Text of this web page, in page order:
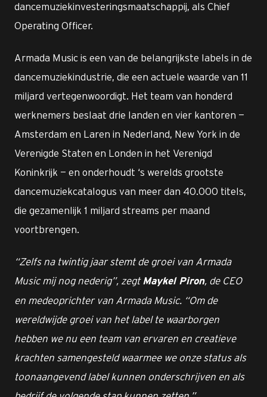
dancemuziekinvesteringsmaatschappij, als Chief
Operating Officer.
Armada Music is een van de belangrijkste labels in de
dancemuziekindustrie, die een actuele waarde van 11
miljard vertegenwoordigt. Het team van honderd
werknemers beslaat drie landen en vier kantoren —
Amsterdam en Laren in Nederland, New York in de
Verenigde Staten en Londen in het Verenigd
Koninkrijk — en onderhoudt ‘s werelds grootste
dancemuziekcatalogus van meer dan 40.000 titels,
die gezamenlijk 1 miljard streams per maand
voortbrengen.
“Zelfs na twintig jaar stemt de groei van Armada
Music mij nog nederig”, zegt Maykel Piron, de CEO
en medeoprichter van Armada Music. “Om de
wereldwijde groei van het label te waarborgen
hebben we nu een team van ervaren en creatieve
krachten samengesteld waarmee we onze status als
toonaangevend label kunnen onderschrijven en als